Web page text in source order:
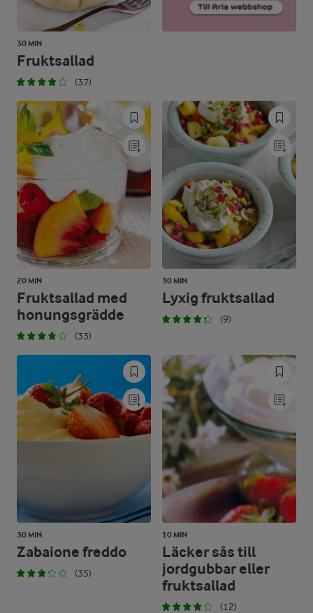
30 MIN
Fruktsallad
(37)
20 MIN
Fruktsallad med
honungsgrädde
(33)
30 MIN
Lyxig fruktsallad
(9)
30 MIN
Zabaione freddo
(35)
10 MIN
Läcker sås till
jordgubbar eller
fruktsallad
(12)